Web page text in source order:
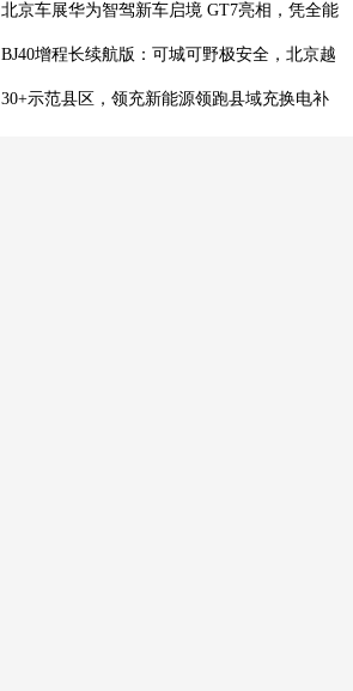
北京车展华为智驾新车启境 GT7亮相，凭全能
BJ40增程长续航版：可城可野极安全，北京越
30+示范县区，领充新能源领跑县域充换电补